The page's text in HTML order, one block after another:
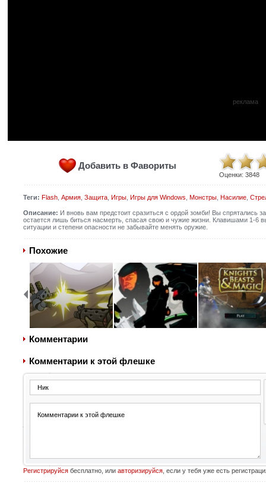
реклама
Добавить в Фавориты
Оценки: 3848
Теги: Flash, Армия, Защита, Игры, Игры для Windows Монстры, Насилие,
Описание: И вновь вам предстоит сразиться с ордой зомби! Вы спрятались
остается лишь биться насмерть, спасая свою и чужие жизни. Клавишами 1-6
ситуации и степени опасности не забывайте менять оружие.
Похожие
Комментарии
Комментарии к этой флешке
Регистрируйсябесплатно, или авторизируйся, если у тебя уже есть